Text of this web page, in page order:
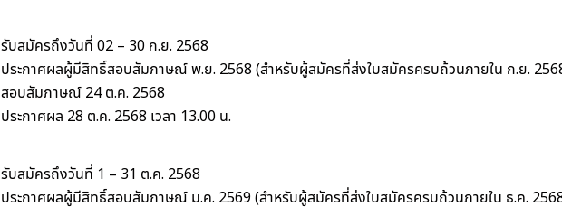
รับสมัครถึงวันที่ 02 – 30 ก.ย. 2568
ประกาศผลผู้มีสิทธิ์สอบสัมภาษณ์ พ.ย. 2568 (สำหรับผู้สมัครที่ส่งใบสมัครครบถ้วนภายใน ก.ย.
สอบสัมภาษณ์ 24 ต.ค. 2568
ประกาศผล 28 ต.ค. 2568 เวลา 13.00 น.
รับสมัครถึงวันที่ 1 – 31 ต.ค. 2568
ประกาศผลผู้มีสิทธิ์สอบสัมภาษณ์ ม.ค. 2569 (สำหรับผู้สมัครที่ส่งใบสมัครครบถ้วนภายใน ธ.ค.